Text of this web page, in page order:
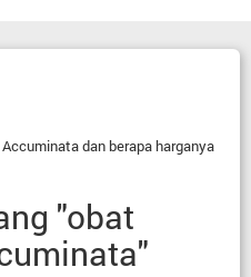
dan berapa harganya
"obat